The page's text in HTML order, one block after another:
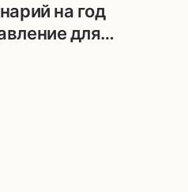
на год
для